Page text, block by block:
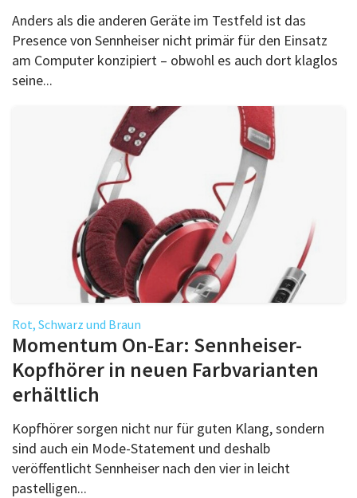
Anders als die anderen Geräte im Testfeld ist das
Presence von Sennheiser nicht primär für den Einsatz
am Computer konzipiert – obwohl es auch dort klaglos
seine...
Rot, Schwarz und Braun
Momentum On-Ear: Sennheiser-
Kopfhörer in neuen Farbvarianten
erhältlich
Kopfhörer sorgen nicht nur für guten Klang, sondern
sind auch ein Mode-Statement und deshalb
veröffentlicht Sennheiser nach den vier in leicht
pastelligen...